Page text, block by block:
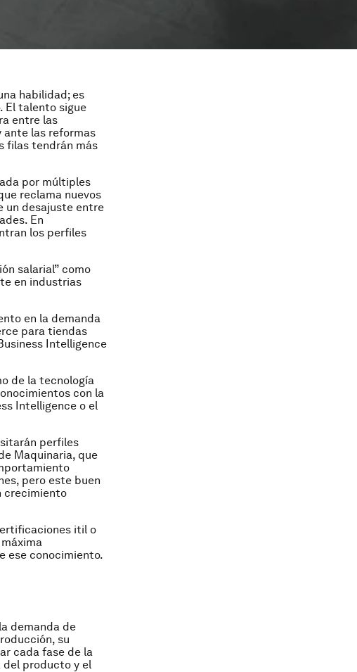
habilidad; es
El talento sigue
entre las
ante las reformas
filas tendrán más
por múltiples
reclama nuevos
un desajuste entre
En
los perfiles
salarial” como
en industrias
en la demanda
para tiendas
Intelligence
de la tecnología
con la
Intelligence o el
perfiles
Maquinaria, que
pero este buen
crecimiento
itil o
ese conocimiento.
demanda de
su
cada fase de la
del producto y el